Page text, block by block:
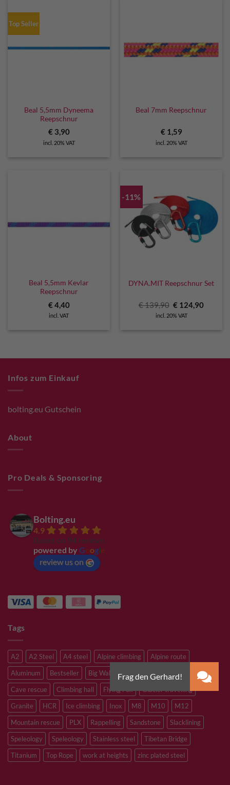
Top Seller
Beal 5,5mm Dyneema
Reepschnur
€3,90
incl. 20% VAT
Beal 7mm Reepschnur
€1,59
incl. 20% VAT
Beal 5,5mm Kevlar
Reepschnur
€4,40
incl. VAT
-11%
DYNA.MIT Reepschnur Set
€139,90 Original
price
was:
€ 124,90Current
incl. 20% VAT
Infos zum Einkauf
bolting.eu Gutschein
About
Pro Deals & Sponsoring
Bolting.eu
4.9
Based on 94 reviews
powered by G ogl
review us on
Tags
A2 A2 Steel A4 steel Alpine climbing
Alpine route
Aluminum
Bestseller Big Wall Climbing
Canyoning
Cave rescue
Climbing hall Flying Fox
Glacier travelling
Granite
HCR Ice climbing Inox M8 M10
M12
Mountain rescue
PLX Rappelling Sandstone
Slacklining
Speleology
Speleology Stainless steel
Tibetan Bridge
Titanium
Top Rope work at heights zinc plated steel